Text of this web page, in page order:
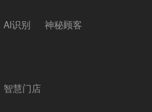
AI识别 神秘顾客
智慧门店